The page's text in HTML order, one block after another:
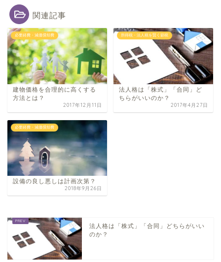
関連記事
必要経費・減価償却費
建物価格を合理​的に高くする
方法とは？
2017年12月11日
所得税・法人税を賢く節税
法人格は「株式」「合同」ど
ちらがいいのか？
2017年4月27日
必要経費・減価償却費
設備の良し悪しは計画次第？
2018年9月26日
法人格は「株式」「合同」どちらがいい
のか？